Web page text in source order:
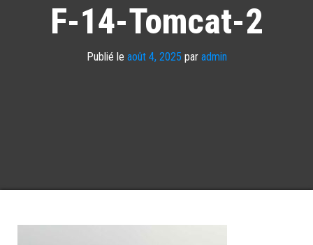
F-14-Tomcat-2
Publié le août 4, 2025 par admin